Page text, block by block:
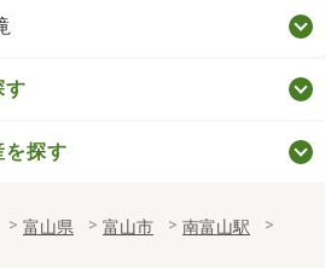
す
を探す
富山県 富山市
南富山駅